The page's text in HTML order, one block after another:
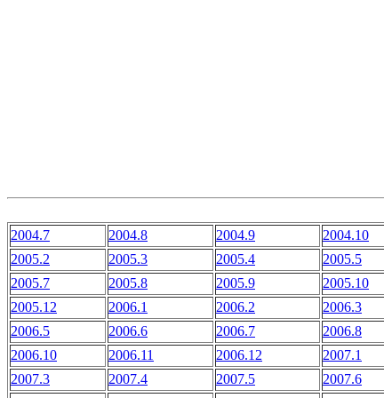
2004.7 2004.8 2004.9 2004.10
2005.2
2005.3 2005.4 2005.5
2005.7
2005.8 2005.9 2005.10
2005.12
2006.1 2006.2 2006.3
2006.5
2006.6 2006.7 2006.8
2006.10
2006.11 2006.12 2007.1
2007.3
2007.4 2007.5 2007.6